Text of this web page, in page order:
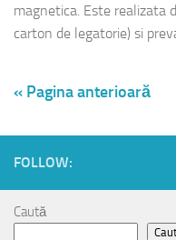
magnetica. Este realizata
carton de legatorie) si
« Pagina anterioară
FOLLOW:
Caută